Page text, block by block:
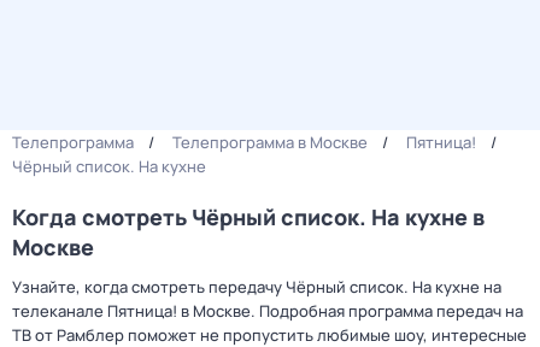
Телепрограмма Телепрограмма в Москве
Пятница!
Чёрный список. На кухне
Когда смотреть Чёрный список. На кухне в
Москве
Узнайте, когда смотреть передачу Чёрный список. На кухне на
телеканале Пятница! в Москве. Подробная программа передач на
ТВ от Рамблер поможет не пропустить любимые шоу, интересные